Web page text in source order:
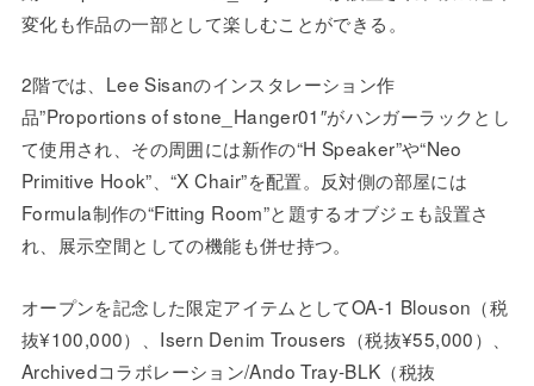
変化も作品の一部として楽しむことができる。
2階では、Lee Sisanのインスタレーション作
品”Proportions of stone_Hanger01″がハンガーラックとし
て使用され、その周囲には新作の“H Speaker”や“Neo
Primitive Hook”、“X Chair”を配置。反対側の部屋には
Formula制作の“Fitting Room”と題するオブジェも設置さ
れ、展示空間としての機能も併せ持つ。
オープンを記念した限定アイテムとしてOA-1 Blouson（税
抜¥100,000）、Isern Denim Trousers（税抜¥55,000）、
Archivedコラボレーション/Ando Tray-BLK（税抜